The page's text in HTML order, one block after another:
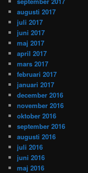
augusti 2017
juli 2017
juni 2017
maj 2017
april 2017
mars 2017
februari 2017
januari 2017
december 2016
november 2016
oktober 2016
september 2016
augusti 2016
juli 2016
juni 2016
maj 2016